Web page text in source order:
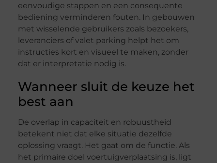
eenvoudige stappen en een consequente
bediening verminderen fouten. In gebouwen
met wisselende gebruikers zoals bezoekers,
leveranciers of valet parking helpt het om
instructies kort en visueel te maken, zonder
dat er interpretatie nodig is.
Wanneer sluit de keuze het
best aan
De overlap in capaciteit en robuustheid
betekent niet dat elke situatie dezelfde
oplossing vraagt. Het gaat om de functie. Als
het primaire doel voertuigverplaatsing is, ligt